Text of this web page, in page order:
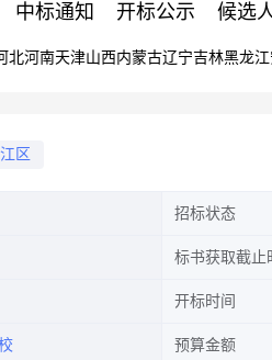
中标通知 开标公示 候选
北河南天津山西内蒙古辽宁吉林黑龙江
区
招标状态
标书获取截止
开标时间
预算金额